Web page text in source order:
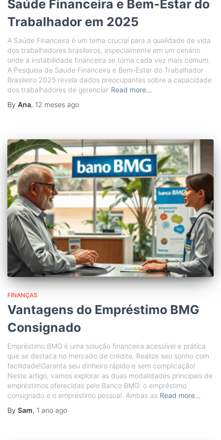
Saúde Financeira e Bem-Estar do
Trabalhador em 2025
A Saúde Financeira é um tema crucial para a qualidade de vida
dos trabalhadores brasileiros, especialmente em um cenário
onde a instabilidade financeira se torna cada vez mais comum.
A Pesquisa de Saúde Financeira e Bem-Estar do Trabalhador
Brasileiro 2025 revela dados preocupantes sobre a capacidade
dos trabalhadores de gerenciar Read more…
By Ana, 12 meses ago
FINANÇAS
Vantagens do Empréstimo BMG
Consignado
Empréstimo BMG é uma solução financeira acessível e prática
que se destaca no mercado de crédito. Realize seu sonho com
facilidade!Garanta seu dinheiro rápido e sem complicação!
Neste artigo, vamos explorar as duas modalidades principais de
empréstimos oferecidas pelo Banco BMG: o empréstimo
consignado e o empréstimo pessoal. Ambas as Read more…
By Sam, 1 ano ago